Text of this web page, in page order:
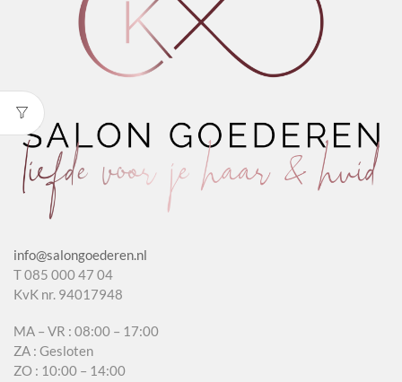
info@salongoederen.nl
T 085 000 47 04
KvK nr. 94017948
MA – VR : 08:00 – 17:00
ZA : Gesloten
ZO : 10:00 – 14:00